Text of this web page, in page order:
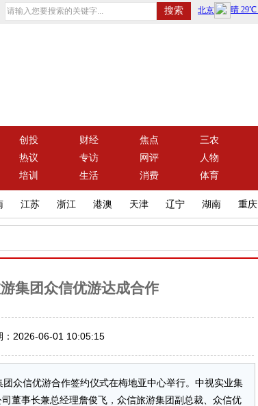
创投 财经 焦点 三农
热议 专访 网评 人物
培训 生活 消费 体育
江苏 浙江 港澳 天津 辽宁 湖南 重庆
集团众信优游达成合作
2026-06-01 10:05:15
众信优游合作签约仪式在梅地亚中心举行。中视实业集
董事长兼总经理詹俊飞，众信旅游集团副总裁、众信优